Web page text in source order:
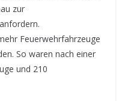
zur
Feuerwehrfahrzeuge
So waren nach einer
und 210